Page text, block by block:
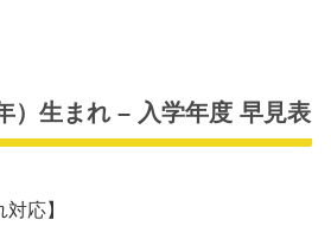
）生まれ – 入学年度 早見表
応】